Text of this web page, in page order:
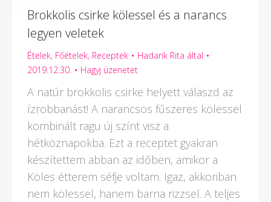
Brokkolis csirke kölessel és a narancs
legyen veletek
Ételek, Főételek, Receptek Hadarik Rita által
2019.12.30.
Hagyj üzenetet
A natúr brokkolis csirke helyett válaszd az
ízrobbanást! A narancsos fűszeres kölessel
kombinált ragu új színt visz a
hétköznapokba. Ezt a receptet gyakran
készítettem abban az időben, amikor a
Köles étterem séfje voltam. Igaz, akkoriban
nem kölessel, hanem barna rizzsel. A teljes